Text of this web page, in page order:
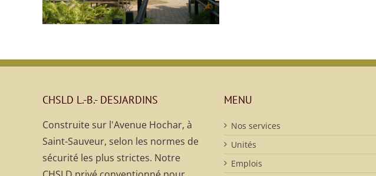
CHSLD L.-B.- DESJARDINS
Construite sur l'Avenue Hochar, à
Saint-Sauveur, selon les normes de
sécurité les plus strictes. Notre
MENU
Nos services
Unités
Emplois